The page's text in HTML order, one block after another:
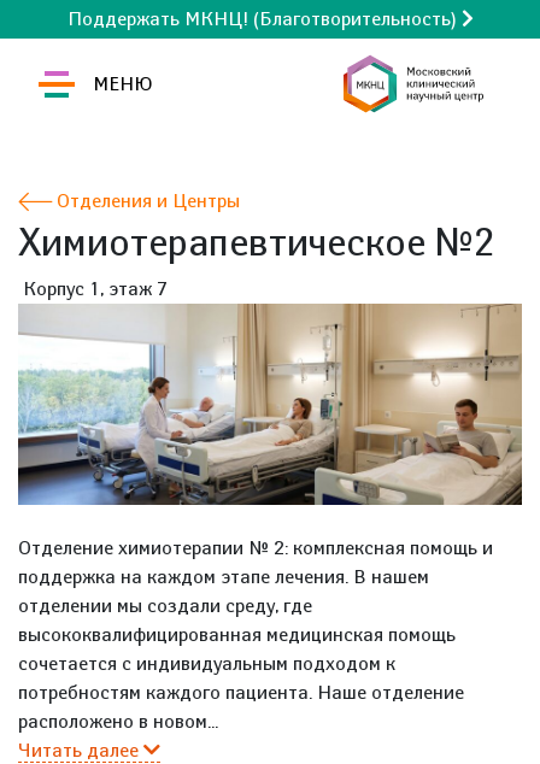
Поддержать МКНЦ! (Благотворительность)
МЕНЮ
Отделения и Центры
Химиотерапевтическое №2
Корпус 1, этаж 7
Отделение химиотерапии № 2: комплексная помощь и
поддержка на каждом этапе лечения. В нашем
отделении мы создали среду, где
высококвалифицированная медицинская помощь
сочетается с индивидуальным подходом к
потребностям каждого пациента. Наше отделение
расположено в новом...
Читать далее